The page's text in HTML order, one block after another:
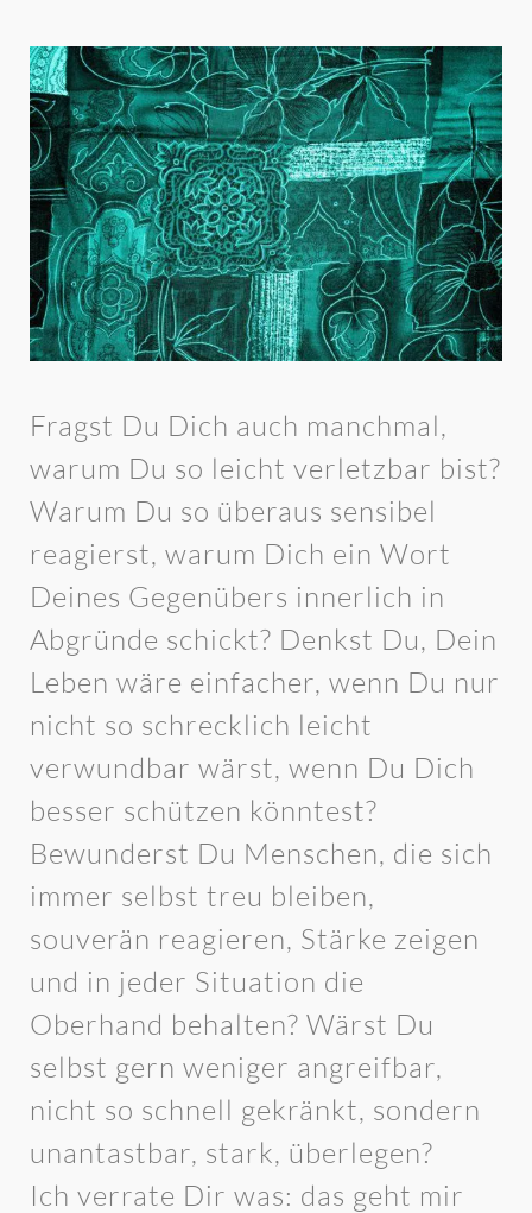
Fragst Du Dich auch manchmal,
warum Du so leicht verletzbar bist?
Warum Du so überaus sensibel
reagierst, warum Dich ein Wort
Deines Gegenübers innerlich in
Abgründe schickt? Denkst Du, Dein
Leben wäre einfacher, wenn Du nur
nicht so schrecklich leicht
verwundbar wärst, wenn Du Dich
besser schützen könntest?
Bewunderst Du Menschen, die sich
immer selbst treu bleiben,
souverän reagieren, Stärke zeigen
und in jeder Situation die
Oberhand behalten? Wärst Du
selbst gern weniger angreifbar,
nicht so schnell gekränkt, sondern
unantastbar, stark, überlegen?
Ich verrate Dir was: das geht mir